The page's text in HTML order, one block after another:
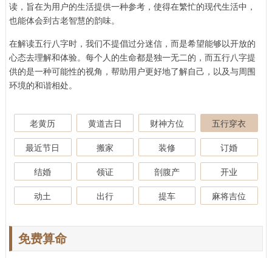
读，旨在为用户的生活提供一种参考，使得在繁忙的现代生活中，
也能体会到古老智慧的韵味。
在解读五行八字时，我们不提倡过分迷信，而是希望能够以开放的
心态去理解和体验。每个人的生命都是独一无二的，而五行八字提
供的是一种可能性的视角，帮助用户更好地了解自己，以及与周围
环境的和谐相处。
老黄历 黄道吉日 财神方位 五行穿衣
最近节日 搬家 装修 订婚
结婚 领证 剖腹产 开业
动土 出行 提车 麻将吉位
免费算命